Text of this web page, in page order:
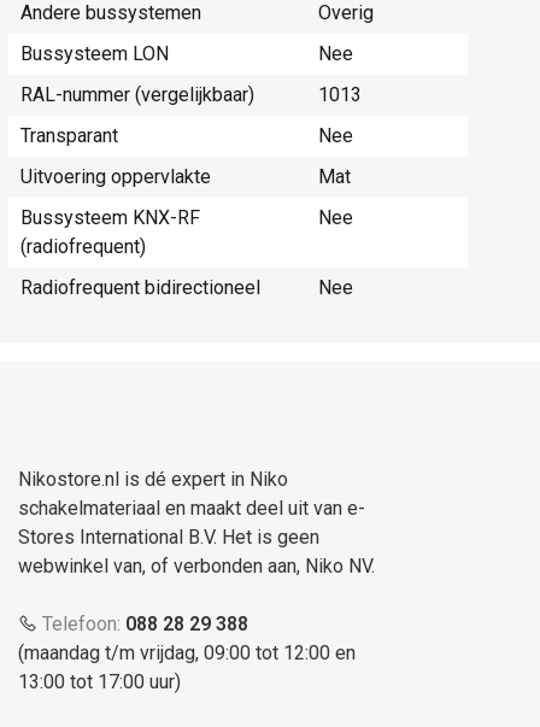
Andere bussystemen
Overig
Bussysteem LON
Nee
RAL-nummer (vergelijkbaar)
1013
Transparant
Nee
Uitvoering oppervlakte
Mat
Bussysteem KNX-RF
(radiofrequent)
Nee
Radiofrequent bidirectioneel Nee
Nikostore.nl is dé expert in Niko
schakelmateriaal en maakt deel uit van e-
Stores International B.V. Het is geen
webwinkel van, of verbonden aan, Niko NV.
Telefoon: 088 28 29 388
(maandag t/m vrijdag, 09:00 tot 12:00 en
13:00 tot 17:00 uur)